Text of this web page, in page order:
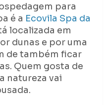
para
é a Ecovila Spa da
localizada em
dunas e por uma
de também ficar
Quem gosta de
natureza vai